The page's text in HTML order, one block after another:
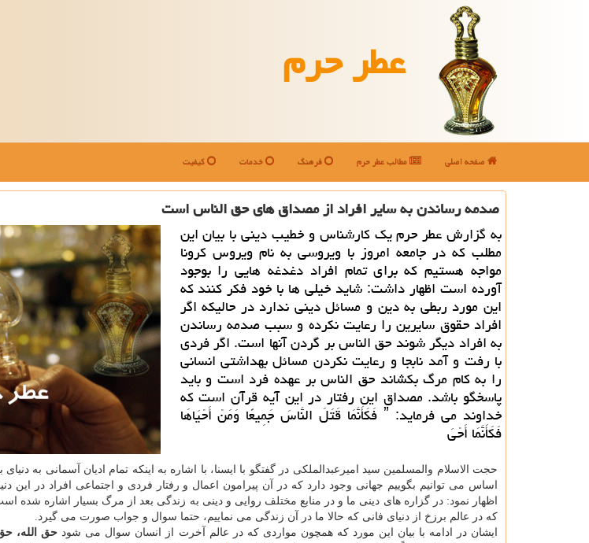
عطر حرم
صفحه اصلی مطالب عطر حرم فرهنگ خدمات کیفیت
صدمه رساندن به سایر افراد از مصداق های حق الناس است
به گزارش عطر حرم یك كارشناس و خطیب دینی با بیان این
مطلب كه در جامعه امروز با ویروسی به نام ویروس كرونا
مواجه هستیم كه برای تمام افراد دغدغه هایی را بوجود
آورده است اظهار داشت: شاید خیلی ها با خود فكر كنند كه
این مورد ربطی به دین و مسائل دینی ندارد در حالیكه اگر
افراد حقوق سایرین را رعایت نكرده و سبب صدمه رساندن
به افراد دیگر شوند حق الناس بر گردن آنها است. اگر فردی
با رفت و آمد نابجا و رعایت نكردن مسائل بهداشتی انسانی
را به كام مرگ بكشاند حق الناس بر عهده فرد است و باید
پاسخگو باشد. مصداق این رفتار در این آیه قرآن است كه
خداوند می فرماید: ˮ فَكَأَنَّمَا قَتَلَ النَّاسَ جَمِیعًا وَمَنْ أَحْیَاهَا
فَكَأَنَّمَا أَحْیَ
حجت الاسلام والمسلمین سید امیرعبدالملكی در گفتگو با ایسنا، با اشاره به اینكه تمام ادیان آسمانی به
اساس می توانیم بگوییم جهانی وجود دارد كه در آن پیرامون اعمال و رفتار فردی و اجتماعی افراد در
اظهار نمود: در گزاره های دینی ما و در منابع مختلف روایی و دینی به زندگی بعد از مرگ بسیار اشاره شده
كه در عالم برزخ از دنیای فانی كه حالا ما در آن زندگی می نماییم، حتما سوال و جواب صورت می گیرد.
ایشان در ادامه با بیان این مورد كه همچون مواردی كه در عالم آخرت از انسان سوال می شود حق الله،